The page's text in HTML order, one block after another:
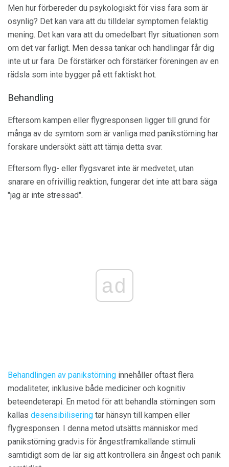
Men hur förbereder du psykologiskt för viss fara som är
osynlig? Det kan vara att du tilldelar symptomen felaktig
mening. Det kan vara att du omedelbart flyr situationen som
om det var farligt. Men dessa tankar och handlingar får dig
inte ut ur fara. De förstärker och förstärker föreningen av en
rädsla som inte bygger på ett faktiskt hot.
Behandling
Eftersom kampen eller flygresponsen ligger till grund för
många av de symtom som är vanliga med panikstörning har
forskare undersökt sätt att tämja detta svar.
Eftersom flyg- eller flygsvaret inte är medvetet, utan
snarare en ofrivillig reaktion, fungerar det inte att bara säga
"jag är inte stressad".
ad
Behandlingen av panikstörning innehåller oftast flera
modaliteter, inklusive både mediciner och kognitiv
beteendeterapi. En metod för att behandla störningen som
kallas desensibilisering tar hänsyn till kampen eller
flygresponsen. I denna metod utsätts människor med
panikstörning gradvis för ångestframkallande stimuli
samtidigt som de lär sig att kontrollera sin ångest och panik